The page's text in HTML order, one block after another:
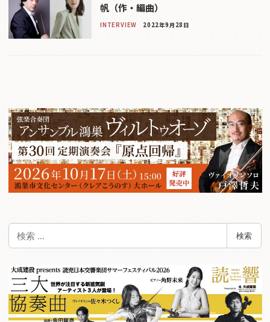
帆（作・編曲）
INTERVIEW 2022年9月28日
検
索
検索